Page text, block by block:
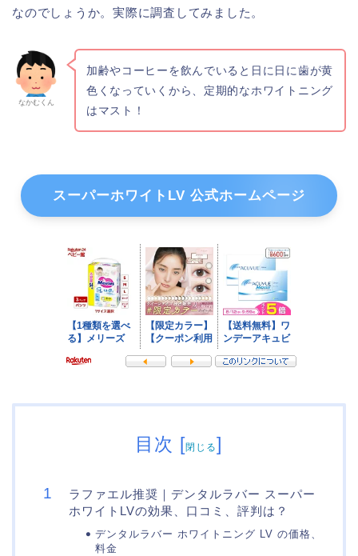
なのでしょうか。実際に調査してみました。
なかむくん
加齢やコーヒーを飲んでいると日に日に歯が黄
色くなっていくから、定期的なホワイトニング
はマスト！
スーパーホワイトLV 公式ホームページ
目次 [閉じる]
ラファエル推奨｜デンタルラバー スーパー
ホワイトLVの効果、口コミ、評判は？
デンタルラバー ホワイトニング LV の価格、
料金